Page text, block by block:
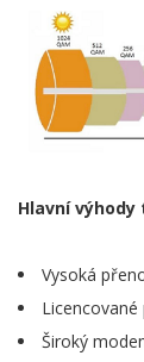
Hlavní
Vysoká
Široký